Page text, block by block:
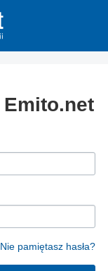
Nie pamiętasz hasła?